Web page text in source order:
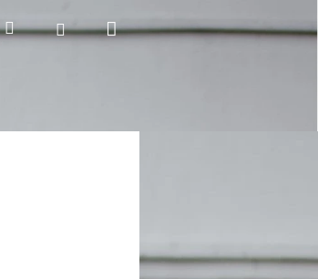
HledatPřihlášeníNákupní